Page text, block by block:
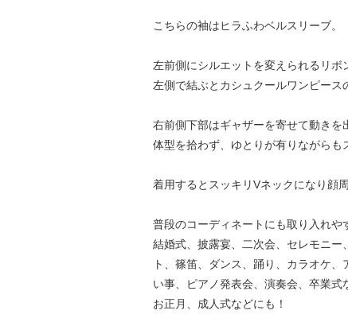
こちらの袖はヒラふわベルスリーブ。
左前側にシルエットを変えられるリボ
左側で結ぶとカシュクールワンピース
右前側下部はギャザーを寄せて動きを
体型を拾わず、ゆとりが有りながらも
着用するとスッキリVネックになり顔
普段のコーディネートにも取り入れや
結婚式、披露宴、二次会、セレモニ
ト、篠笛、ダンス、踊り、カラオケ
い事、ピアノ発表会、演奏会、卒業式
お正月、成人式などにも！